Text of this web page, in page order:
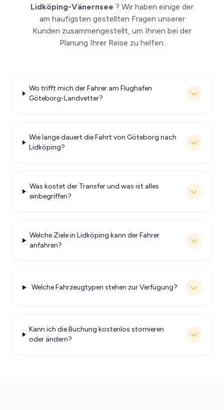
Lidköping-Vänernsee ? Wir haben einige der
am häufigsten gestellten Fragen unserer
Kunden zusammengestellt, um Ihnen bei der
Planung Ihrer Reise zu helfen.
Wo trifft mich der Fahrer am Flughafen
Göteborg-Landvetter?
Wie lange dauert die Fahrt von Göteborg nach
Lidköping?
Was kostet der Transfer und was ist alles
einbegriffen?
Welche Ziele in Lidköping kann der Fahrer
anfahren?
Welche Fahrzeugtypen stehen zur Verfügung?
Kann ich die Buchung kostenlos stornieren
oder ändern?